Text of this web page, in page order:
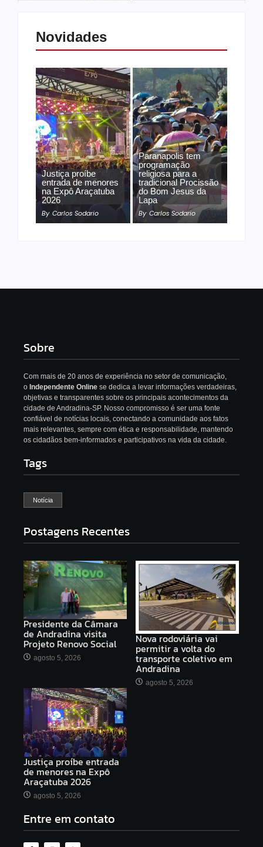
Novidades
Justiça proíbe
entrada de menores
na Expô Araçatuba
2026
By Carlos Sodario
Paranapolis tem
programação
religiosa para a
tradicional Procissão
do Bom Jesus da
Lapa
By Carlos Sodario
Sobre
Com mais de 20 anos de experiência no setor de comunicação,
o Independente Online se dedica a levar informações verdadeiras,
objetivas e transparentes sobre os principais acontecimentos da
cidade de Andradina-SP. Nosso compromisso é ser uma fonte
confiável de notícias locais, conectando a comunidade aos fatos
mais relevantes, sempre com ética e responsabilidade, mantendo
os cidadãos bem-informados e participativos na vida da cidade.
Tags
Notícia
Postagens Recentes
Presidente da Câmara
de Andradina visita
Projeto Renovo Social
agosto 5, 2026
Nova rodoviária vai
permitir a volta do
transporte coletivo em
Andradina
agosto 5, 2026
Justiça proíbe entrada
de menores na Expô
Araçatuba 2026
agosto 5, 2026
Entre em contato